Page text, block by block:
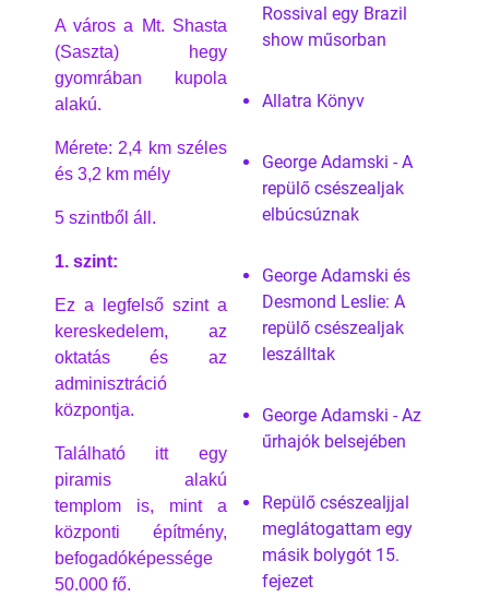
A város a Mt. Shasta
(Saszta) hegy
gyomrában kupola
alakú.
Mérete: 2,4 km széles
és 3,2 km mély
5 szintből áll.
1. szint:
Ez a legfelső szint a
kereskedelem, az
oktatás és az
adminisztráció
központja.
Található itt egy
piramis alakú
templom is, mint a
központi építmény,
befogadóképessége
50.000 fő.
Rossival egy Brazil
show műsorban
Allatra Könyv
George Adamski - A
repülő csészealjak
elbúcsúznak
George Adamski és
Desmond Leslie: A
repülő csészealjak
leszálltak
George Adamski - Az
űrhajók belsejében
Repülő csészealjjal
meglátogattam egy
másik bolygót 15.
fejezet